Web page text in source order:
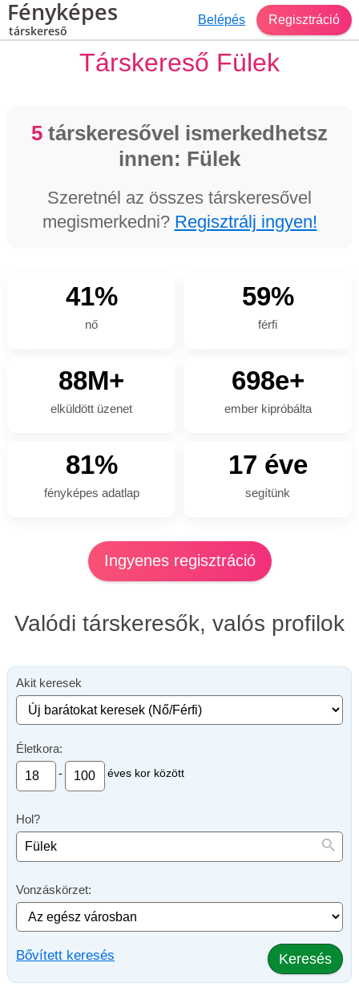
Fényképes
társkereső
Belépés Regisztráció
Társkereső Fülek
5 társkeresővel ismerkedhetsz
innen: Fülek
Szeretnél az összes társkeresővel
megismerkedni? Regisztrálj ingyen!
41%
nő
59%
férfi
88M+
elküldött üzenet
698e+
ember kipróbálta
81%
fényképes adatlap
17 éve
segítünk
Ingyenes regisztráció
Valódi társkeresők, valós profilok
Akit keresek
Életkora:
- éves kor között
Hol?
Vonzáskörzet:
Bővített keresés Keresés